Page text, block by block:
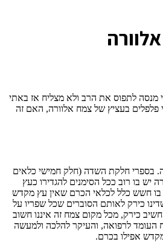
מנסה לתפוס את הרב ולא מצליח אז באתי
פלפלים בעציץ של צמח אלוורה, האם זה
בספרי חלקת השדה (חלק חמישי כלאים
יש בו רוב ככל הסימנים להגדירו כעץ
בו חשש כלל לכלאי הכרם שאין עץ מקדש
כירק לאותם הסוברים שכל שפריו על
חשיב כירק, מכל מקום צמח זה איננו חשוב
העומד לרפואה, והעיקר להלכה ולמעשה
אפילו בכרם.